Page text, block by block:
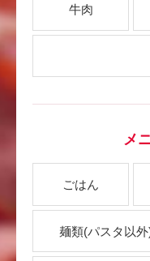
牛肉
メ
ごはん
麺類(パスタ以外